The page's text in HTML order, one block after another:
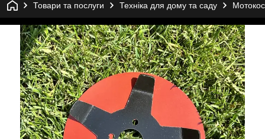
Товари та послуги Техніка для дому та саду